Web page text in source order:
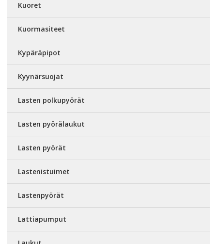
Kuoret
Kuormasiteet
Kypäräpipot
Kyynärsuojat
Lasten polkupyörät
Lasten pyörälaukut
Lasten pyörät
Lastenistuimet
Lastenpyörät
Lattiapumput